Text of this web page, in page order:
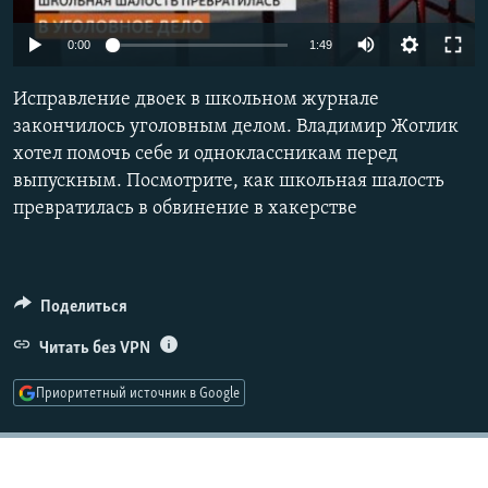
РАСПИСАНИЕ ВЕЩАНИЯ
ПОДПИШИТЕСЬ НА РАССЫЛКУ
0:00 1:49
Исправление двоек в школьном журнале
закончилось уголовным делом. Владимир Жоглик
хотел помочь себе и одноклассникам перед
выпускным. Посмотрите, как школьная шалость
превратилась в обвинение в хакерстве
Поделиться
Читать без VPN
Приоритетный источник в Google